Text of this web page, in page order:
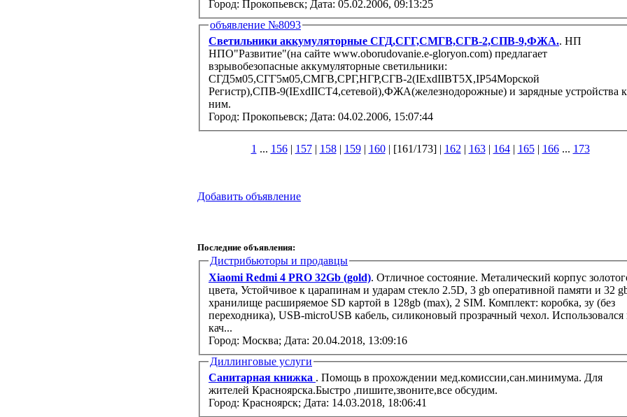
Город: Прокопьевск; Дата: 05.02.2006, 09:13:25
объявление №8093
Светильники аккумуляторные СГД,СГГ,СМГВ,СГВ-2,СПВ-9,ФЖА.. НП
НПО"Развитие"(на сайте www.oborudovanie.e-gloryon.com) предлагает
взрывобезопасные аккумуляторные светильники:
СГД5м05,СГГ5м05,СМГВ,СРГ,НГР,СГВ-2(IExdIIBT5X,IP54Морской
Регистр),СПВ-9(IExdIICT4,сетевой),ФЖА(железнодорожные) и зарядные устройства к
ним.
Город: Прокопьевск; Дата: 04.02.2006, 15:07:44
1 ... 156| 157| 158| 159| 160| [161/173] | 162 | 163| 164| 165| 166... 173
Добавить объявление
Последние объявления:
Дистрибьюторы и продавцы
Xiaomi Redmi 4 PRO 32Gb (gold). Отличное состояние. Металический корпус
цвета, Устойчивое к царапинам и ударам стекло 2.5D, 3 gb оперативной памяти и 32
хранилище расширяемое SD картой в 128gb (max), 2 SIM. Комплект: коробка, зу (без
переходника), USB-microUSB кабель, силиконовый прозрачный чехол. Использовался
кач...
Город: Москва; Дата: 20.04.2018, 13:09:16
Диллинговые услуги
Санитарная книжка . Помощь в прохождении мед.комиссии,сан.минимума. Для
жителей Красноярска.Быстро ,пишите,звоните,все обсудим.
Город: Красноярск; Дата: 14.03.2018, 18:06:41